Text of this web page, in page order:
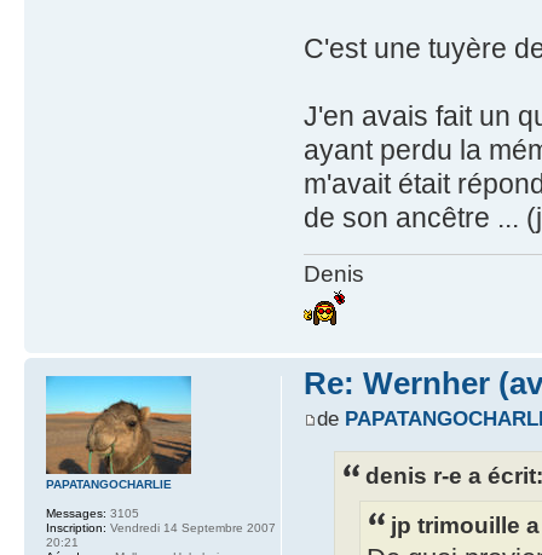
C'est une tuyère
J'en avais fait un
ayant perdu la
m'avait était
de son ancêtre ...
Denis
Re: Wernher
de
denis r-e a écrit:
jp trimouille
PAPATANGOCHARLIE
Messages: 3105
Inscription: Vendredi 14 Septembre 2007
20:21